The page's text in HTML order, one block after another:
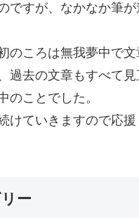
ですが、なかなか筆が
のころは無我夢中で文
過去の文章もすべて見
のことでした。
けていきますので応援
ー